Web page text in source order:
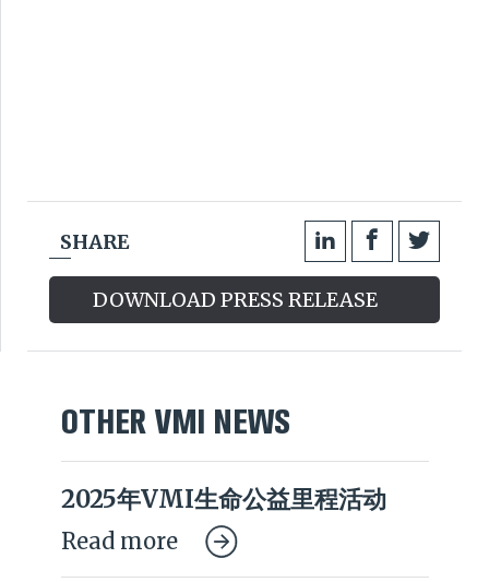
OTHER VMI NEWS
2025年VMI生命公益里程活动
Read more
SHARE
DOWNLOAD PRESS RELEASE